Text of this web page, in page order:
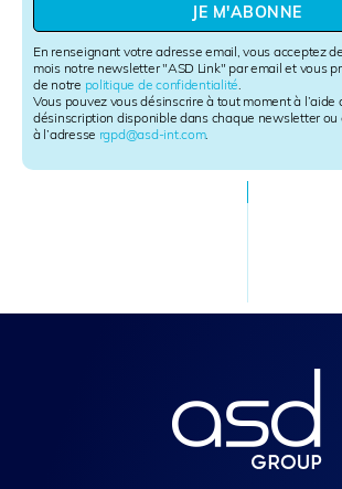
s
l
e
t
t
e
S
En renseignant votre adresse email, vous acceptez
mois notre newsletter "ASD Link" par email et vous
de notre politique de confidentialité
Vous pouvez vous désinscrire à tout moment à l’aide
désinscription disponible dans chaque newsletter
à l’adresse rgpd@asd-int.com.
JE M'ABONNE